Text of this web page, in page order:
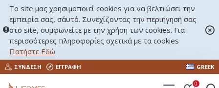
Το site μας χρησιμοποιεί cookies για να βελτιώσει την
εμπειρία σας, σ΄αυτό. Συνεχίζοντας την περιήγησή σας
στο site, συμφωνείτε με την χρήση των cookies. Για
περισσότερες πληροφορίες σχετικά με τα cookies
Πατήστε Εδώ
ΣΎΝΔΕΣΗ ΕΓΓΡΑΦΉ GREEK
0